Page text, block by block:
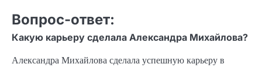
Вопрос-ответ:
Какую карьеру сделала Александра Михайлова?
Александра Михайлова сделала успешную карьеру в